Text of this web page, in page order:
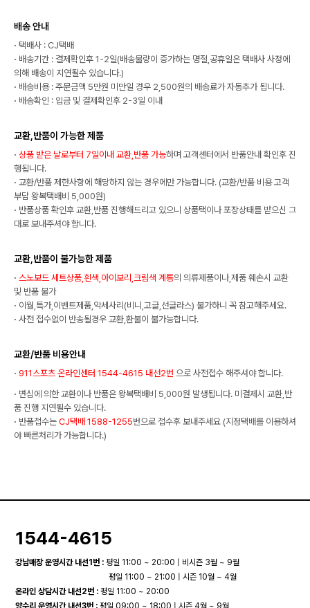
배송 안내
· 택배사 : CJ택배
· 배송기간 : 결제확인후 1-2일(배송물량이 증가하는 명절,공휴일은 택배사 사정에
의해 배송이 지연될수 있습니다.)
· 배송비용 : 주문금액 5만원 미만일 경우 2,500원의 배송료가 자동추가 됩니다.
· 배송확인 : 입금 및 결제확인후 2-3일 이내
교환,반품이 가능한 제품
· 상품 받은 날로부터 7일이내 교환,반품 가능하며 고객센터에서 반품안내 확인후 진
행됩니다.
· 교환/반품 제한사항에 해당하지 않는 경우에만 가능합니다. (교환/반품 비용 고객
부담 왕복택배비 5,000원)
· 반품상품 확인후 교환,반품 진행해드리고 있으니 상품택이나 포장상태를 받으신 그
대로 보내주셔야 합니다.
교환,반품이 불가능한 제품
· 스노보드 세트상품,흰색,아이보리,크림색 계통의 의류제품이나,제품 훼손시 교환
및 반품 불가
· 이월,특가,이벤트제품,악세사리(비니,고글,선글라스) 불가하니 꼭 참고해주세요.
· 사전 접수없이 반송될경우 교환,환불이 불가능합니다.
교환/반품 비용안내
· 911스포츠 온라인센터 1544-4615 내선2번 으로 사전접수 해주셔야 합니다.
· 변심에 의한 교환이나 반품은 왕복택배비 5,000원 발생됩니다. 미결제시 교환,반
품 진행 지연될수 있습니다.
· 반품접수는 CJ택배 1588-1255번으로 접수후 보내주세요 (지정택배를 이용하셔
야 빠른처리가 가능합니다.)
1544-4615
강남매장 운영시간 내선1번 : 평일 11:00 ~ 20:00 | 비시즌 3월 ~ 9월
평일 11:00 ~ 21:00 | 시즌 10월 ~ 4월
온라인 상담시간 내선2번 : 평일 11:00 ~ 20:00
양수리 운영시간 내선3번 : 평일 09:00 ~ 18:00 | 시즌 4월 ~ 9월